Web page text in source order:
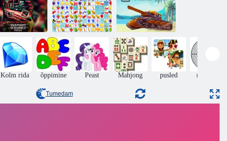
Kalmistute
slaidimõistatus
Ameerika
tüdrukute
libisemismäng
Jersey kurat
Nuku Billy
hetktõmmise
rüselusmõistatus
Puuviljaühendus Tanki Online
Kolm rida õppimine Peast Mahjong pusled rägastik
Tumedam